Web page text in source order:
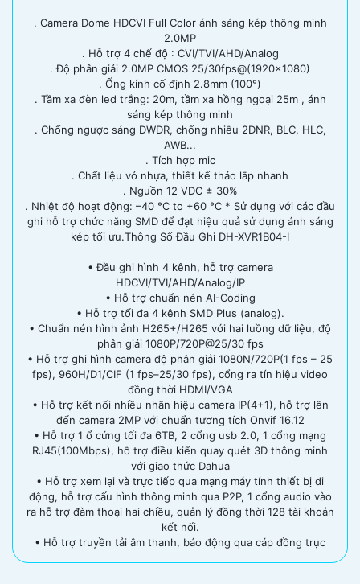
. Camera Dome HDCVI Full Color ánh sáng kép thông minh
2.0MP
. Hỗ trợ 4 chế độ : CVI/TVI/AHD/Analog
. Độ phân giải 2.0MP CMOS 25/30fps@(1920x1080)
. Ống kính cố định 2.8mm (100°)
. Tầm xa đèn led trắng: 20m, tầm xa hồng ngoại 25m , ánh
sáng kép thông minh
. Chống ngược sáng DWDR, chống nhiễu 2DNR, BLC, HLC,
AWB...
. Tích hợp mic
. Chất liệu vỏ nhựa, thiết kế tháo lắp nhanh
. Nguồn 12 VDC ± 30%
. Nhiệt độ hoạt động: –40 °C to +60 °C * Sử dụng với các đầu
ghi hỗ trợ chức năng SMD để đạt hiệu quả sử dụng ánh sáng
kép tối ưu.Thông Số Đầu Ghi DH-XVR1B04-I
• Đầu ghi hình 4 kênh, hỗ trợ camera
HDCVI/TVI/AHD/Analog/IP
• Hỗ trợ chuẩn nén AI-Coding
• Hỗ trợ tối đa 4 kênh SMD Plus (analog).
• Chuẩn nén hình ảnh H265+/H265 với hai luồng dữ liệu, độ
phân giải 1080P/720P@25/30 fps
• Hỗ trợ ghi hình camera độ phân giải 1080N/720P(1 fps – 25
fps), 960H/D1/CIF (1 fps–25/30 fps), cổng ra tín hiệu video
đồng thời HDMI/VGA
• Hỗ trợ kết nối nhiều nhãn hiệu camera IP(4+1), hỗ trợ lên
đến camera 2MP với chuẩn tương tích Onvif 16.12
• Hỗ trợ 1 ổ cứng tối đa 6TB, 2 cổng usb 2.0, 1 cổng mạng
RJ45(100Mbps), hỗ trợ điều kiển quay quét 3D thông minh
với giao thức Dahua
• Hỗ trợ xem lại và trực tiếp qua mạng máy tính thiết bị di
động, hỗ trợ cấu hình thông minh qua P2P, 1 cổng audio vào
ra hỗ trợ đàm thoại hai chiều, quản lý đồng thời 128 tài khoản
kết nối.
• Hỗ trợ truyền tải âm thanh, báo động qua cáp đồng trục